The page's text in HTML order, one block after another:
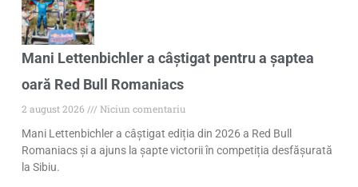
Mani Lettenbichler a câștigat pentru a șaptea
oară Red Bull Romaniacs
2 august 2026
Niciun comentariu
Mani Lettenbichler a câștigat ediția din 2026 a Red Bull
Romaniacs și a ajuns la șapte victorii în competiția desfășurată
la Sibiu.